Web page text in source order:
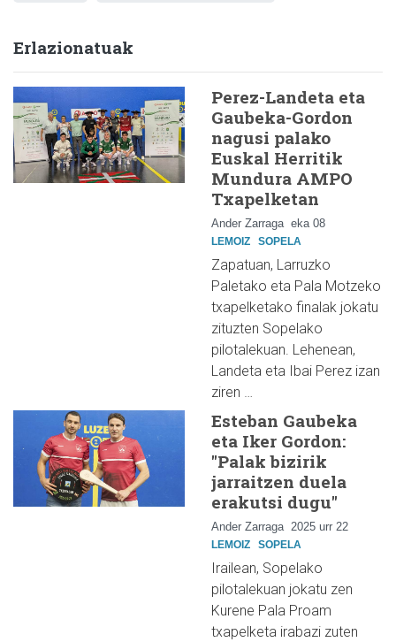
Erlazionatuak
Perez-Landeta eta
Gaubeka-Gordon
nagusi palako
Euskal Herritik
Mundura AMPO
Txapelketan
Ander Zarraga eka 08
LEMOIZ SOPELA
Zapatuan, Larruzko
Paletako eta Pala Motzeko
txapelketako finalak jokatu
zituzten Sopelako
pilotalekuan. Lehenean,
Landeta eta Ibai Perez izan
ziren …
Esteban Gaubeka
eta Iker Gordon:
"Palak bizirik
jarraitzen duela
erakutsi dugu"
Ander Zarraga 2025 urr 22
LEMOIZ SOPELA
Irailean, Sopelako
pilotalekuan jokatu zen
Kurene Pala Proam
txapelketa irabazi zuten